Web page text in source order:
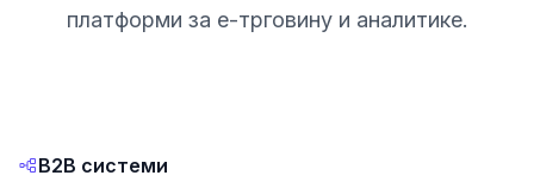
платформи за е-трговину и аналитике.
B2B системи